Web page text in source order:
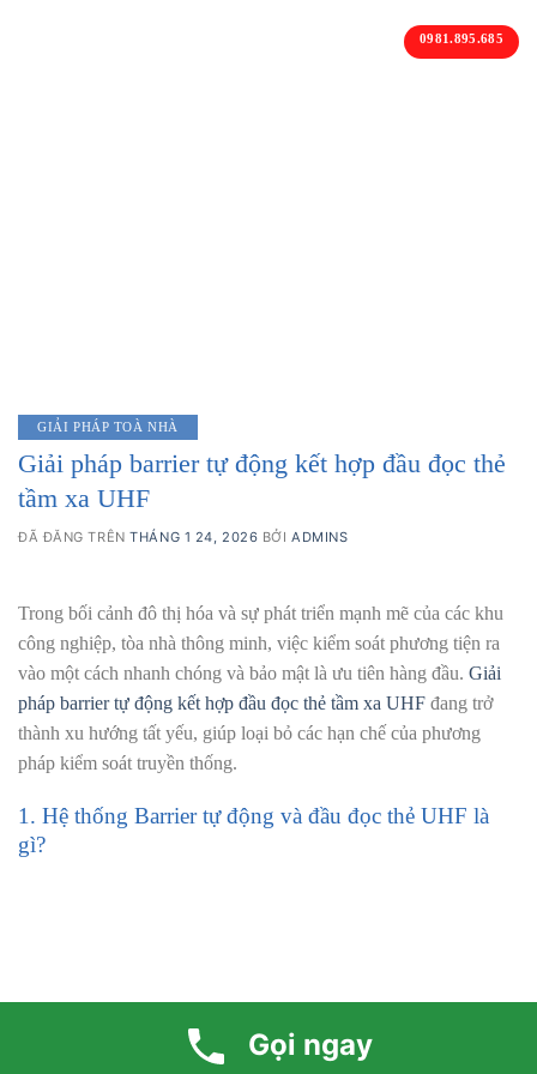
0981.895.685
GIẢI PHÁP TOÀ NHÀ
Giải pháp barrier tự động kết hợp đầu đọc
thẻ tầm xa UHF
ĐÃ ĐĂNG TRÊNTHÁNG 1 24, 2026 BỞIADMINS
Trong bối cảnh đô thị hóa và sự phát triển mạnh mẽ của các
khu công nghiệp, tòa nhà thông minh, việc kiểm soát phương
tiện ra vào một cách nhanh chóng và bảo mật là ưu tiên hàng
đầu. Giải pháp barrier tự động kết hợp đầu đọc thẻ tầm xa
UHFđang trở thành xu hướng tất yếu, giúp loại bỏ các hạn chế
của phương pháp kiểm soát truyền thống.
1. Hệ thống Barrier tự động và đầu đọc thẻ UHF là
gì?
Gọi ngay